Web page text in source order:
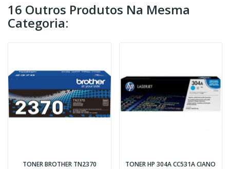
16 Outros Produtos Na Mesma
Categoria:
TONER BROTHER TN2370
TONER HP 304A CC531A CIANO